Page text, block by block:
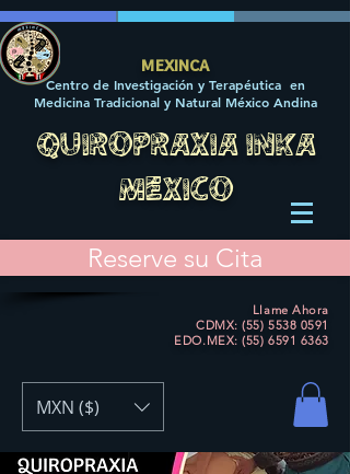
MEXINCA
Centro de Investigación y Terapéutica en
Medicina Tradicional y Natural México Andina
QUIROPRAXIA INKA
MEXICO
Reserve su Cita
Llame Ahora
CDMX: (55) 5538 0591
EDO.MEX:(55) 6591 6363
MXN ($)